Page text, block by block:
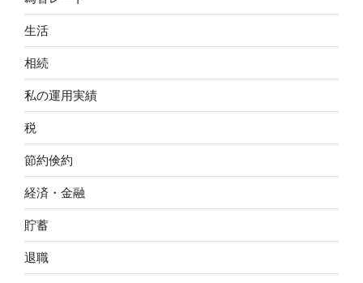
生活
相続
私の運用実績
税
節約倹約
経済・金融
貯蓄
退職